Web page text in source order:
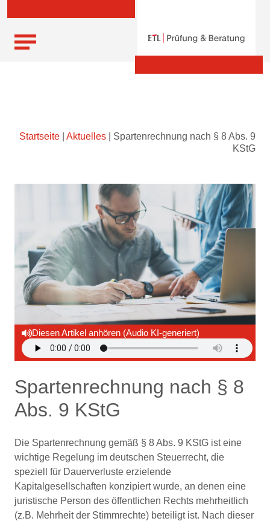
Startseite Aktuelles
Spartenrechnung nach § 8 Abs. 9
KStG
Diesen Artikel anhören (Audio KI-generiert)
Spartenrechnung nach § 8
Abs. 9 KStG
Die Spartenrechnung gemäß § 8 Abs. 9 KStG ist eine
wichtige Regelung im deutschen Steuerrecht, die
speziell für Dauerverluste erzielende
Kapitalgesellschaften konzipiert wurde, an denen eine
juristische Person des öffentlichen Rechts mehrheitlich
(z.B. Mehrheit der Stimmrechte) beteiligt ist. Nach dieser